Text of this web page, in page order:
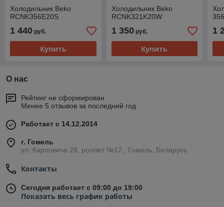
Холодильник Beko
RCNK356E20S
1 440 руб.
Купить
Холодильник Beko
RCNK321K20W
1 350руб.
Купить
1
О нас
Рейтинг не сформирован
Менее 5 отзывов за последний год
Работает с 14.12.2014
г. Гомель
ул. Карповича 28, роллет №17., Гомель, Беларусь
Контакты
Сегодня работает с 09:00 до 19:00
Показать весь график работы